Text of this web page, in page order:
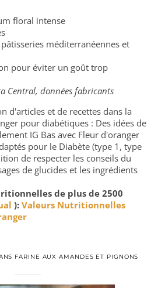
floral intense
méditerranéennes et
pour éviter un goût trop
Central, données fabricants
d'articles et de recettes dans la
pour diabétiques : Des idées de
IG Bas avec Fleur d'oranger
pour le Diabète (type 1, type
de respecter les conseils du
de glucides et les ingrédients
de plus de 2500
): Valeurs Nutritionnelles
FARINE AUX AMANDES ET PIGNONS